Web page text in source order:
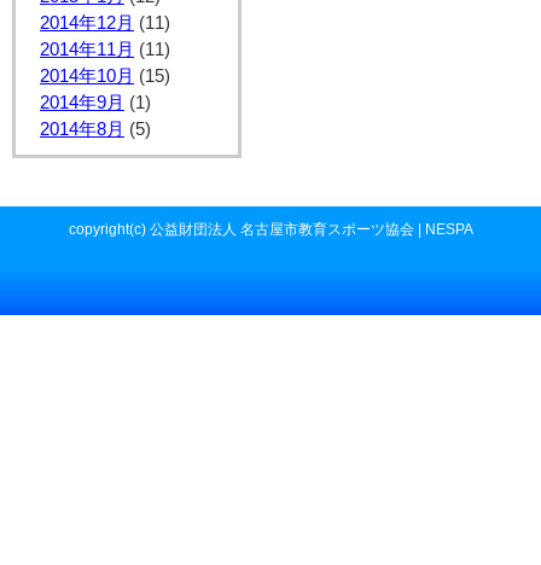
2014年12月 (11)
2014年11月 (11)
2014年10月 (15)
2014年9月 (1)
2014年8月 (5)
copyright(c) 公益財団法人 名古屋市教育スポーツ協会 | NESPA